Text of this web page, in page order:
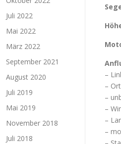
–
–
–
–
–
–
Juli 2022
Mai 2022
März 2022
September 2021
August 2020
Juli 2019
Mai 2019
November 2018
Juli 2018